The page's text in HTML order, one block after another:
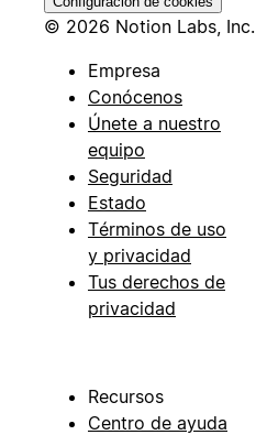
© 2026 Notion Labs, Inc.
Empresa
Conócenos
Únete a nuestro
equipo
Seguridad
Estado
Términos de uso
y privacidad
Tus derechos de
privacidad
Recursos
Centro de ayuda